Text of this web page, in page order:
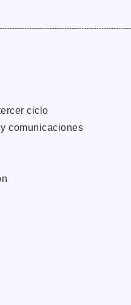
ciclo
comunicaciones